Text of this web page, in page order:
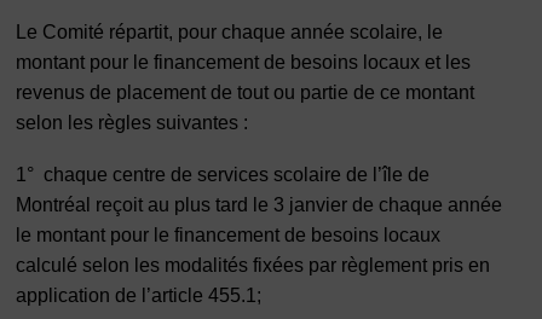
Le Comité répartit, pour chaque année scolaire, le
montant pour le financement de besoins locaux et les
revenus de placement de tout ou partie de ce montant
selon les règles suivantes :
1° chaque centre de services scolaire de l’île de
Montréal reçoit au plus tard le 3 janvier de chaque année
le montant pour le financement de besoins locaux
calculé selon les modalités fixées par règlement pris en
application de l’article 455.1;